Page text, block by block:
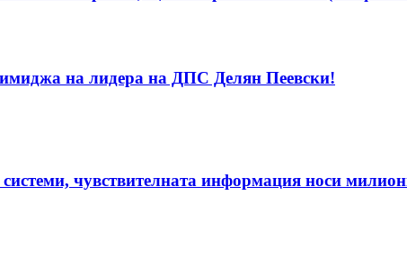
на лидера на ДПС Делян Пеевски!
чувствителната информация носи